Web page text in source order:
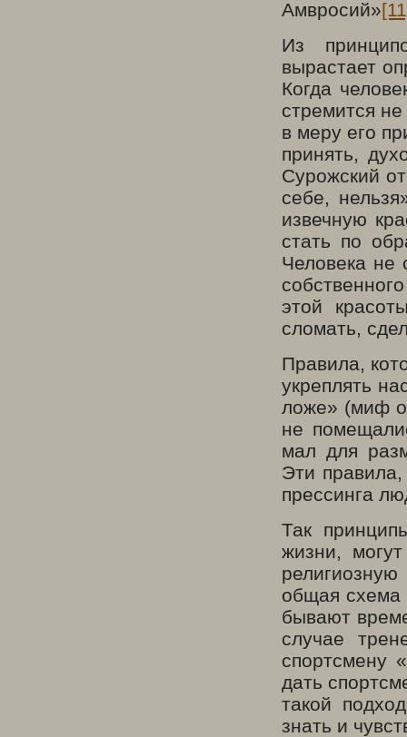
Амвросий»
Из
вырастает
Когда
стремится
в меру его
принять,
Сурожский
себе,
извечную
стать по
Человека не
этой
сломать,
Правила,
укреплять
ложе» (миф о
не
мал для
Эти
прессинга
Так
жизни,
общая схема
бывают
случае
спортсмену
дать
такой
знать и